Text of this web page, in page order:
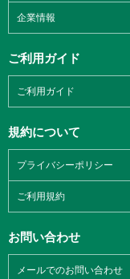
企業情報
ご利用ガイド
ご利用ガイド
規約について
プライバシーポリシー
ご利用規約
お問い合わせ
メールでのお問い合わせ